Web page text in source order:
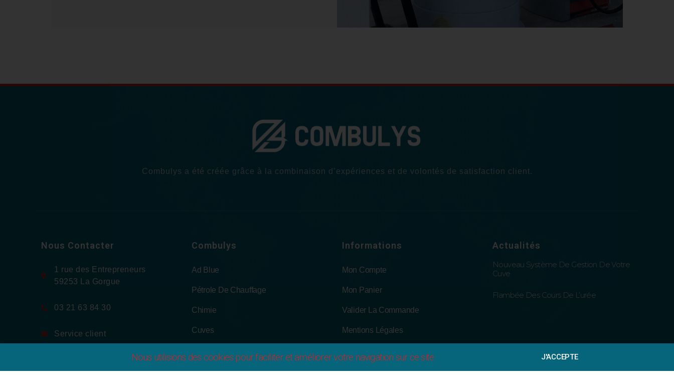
Combulys a été créée grâce à la combinaison d’expériences et de volontés de satisfaction client.
Nous Contacter
1 rue des Entrepreneurs
59253 La Gorgue
03 21 63 84 30
Service client
Combulys
Ad Blue
Pétrole De Chauffage
Chimie
Cuves
Actualités
Informations
Mon Compte
Mon Panier
Valider La Commande
Mentions Légales
Politique De Confidentialité
Actualités
Nouveau Système De Gestion De Votre
Cuve
Flambée Des Cours De L’urée
Nous utilisions des cookies pour faciliter et améliorer votre navigation sur ce site J'ACCEPTE